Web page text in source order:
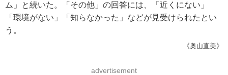
ム」と続いた。「その他」の回答には、「近くにない」
「環境がない」「知らなかった」などが見受けられたとい
う。
《奥山直美》
advertisement